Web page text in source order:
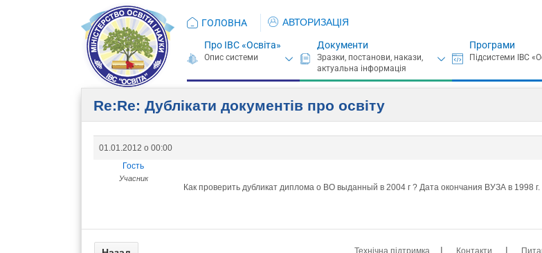
ГОЛОВНА АВТОРИЗАЦІЯ
Про ІВС «Освіта» Документи Програми
Re:Re: Дублікати документів про освіту
01.01.2012 о 00:00
Гость
Учасник
Как проверить дубликат диплома о ВО выданный в 2004 г ? Дата окончания ВУЗА в 1998 г.
Технічна підтримка | Контакти |